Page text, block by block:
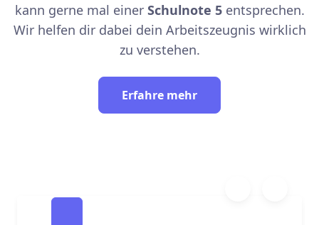
kann gerne mal einer Schulnote 5entsprechen.
Wir helfen dir dabei dein Arbeitszeugnis wirklich
zu verstehen.
Erfahre mehr